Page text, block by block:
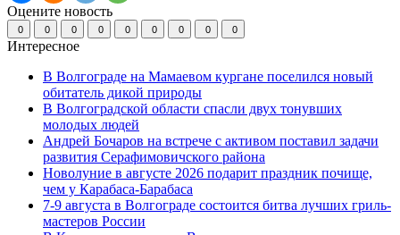
Оцените новость
0 0 0 0 0 0 0 0 0
Интересное
В Волгограде на Мамаевом кургане поселился новый
обитатель дикой природы
В Волгоградской области спасли двух тонувших
молодых людей
Андрей Бочаров на встрече с активом поставил задачи
развития Серафимовичского района
Новолуние в августе 2026 подарит праздник почище,
чем у Карабаса-Барабаса
7-9 августа в Волгограде состоится битва лучших гриль-
мастеров России